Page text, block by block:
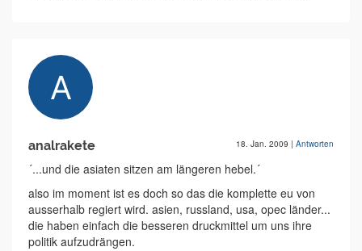
analrakete 18. Jan. 2009 | Antworten
´...und die asiaten sitzen am längeren hebel.´
also im moment ist es doch so das die komplette eu von
ausserhalb regiert wird. asien, russland, usa, opec länder...
die haben einfach die besseren druckmittel um uns ihre
politik aufzudrängen.